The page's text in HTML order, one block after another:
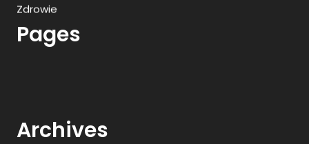
Zdrowie
Pages
Zastrzyk antyalkoholowy Poznań